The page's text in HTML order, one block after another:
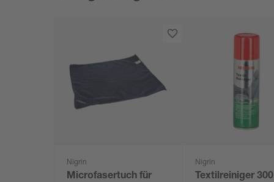
Nigrin
Microfasertuch für
Nigrin
Textilreiniger